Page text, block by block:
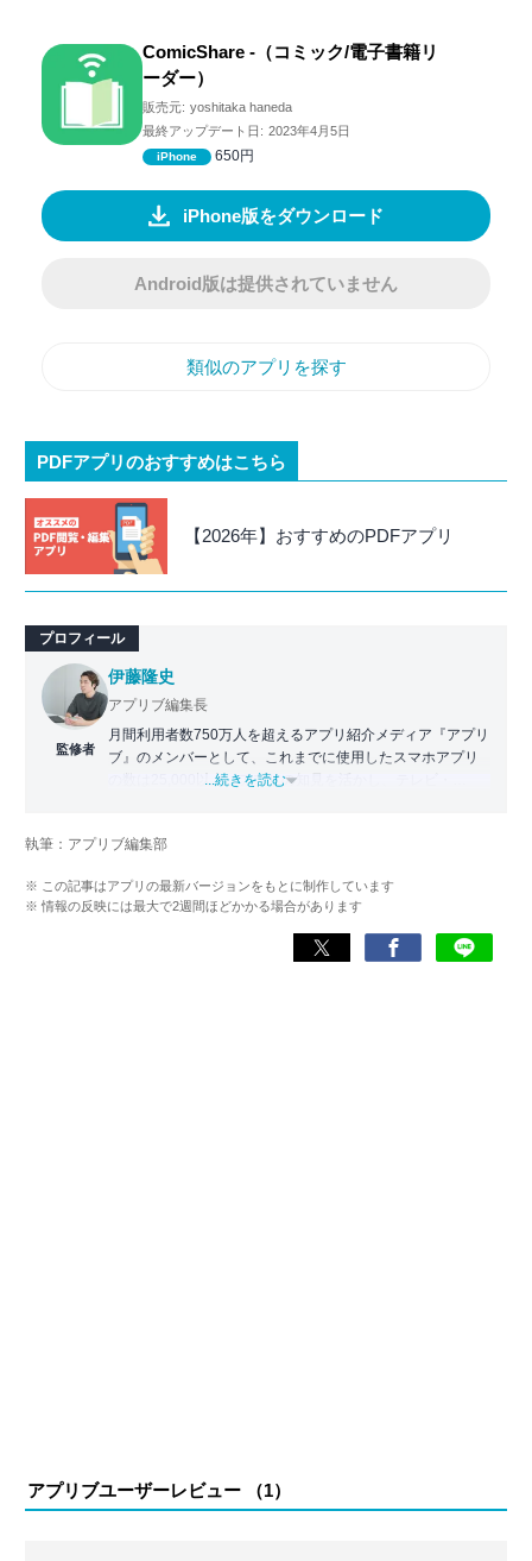
ComicShare -（コミック/電子書籍リ
ーダー）
販売元: yoshitaka haneda
最終アップデート日: 2023年4月5日
iPhone 650円
iPhone版をダウンロード
Android版は提供されていません
類似のアプリを探す
PDFアプリのおすすめはこちら
【2026年】おすすめのPDFアプリ
プロフィール
監修者
伊藤隆史
アプリブ編集長
月間利用者数750万人を超えるアプリ紹介メディア『アプリ
ブ』のメンバーとして、これまでに使用したスマホアプリ
の数は25,000以上。アプリの知見を活かし、テレビ・
化アプリの紹介）、TBS『サタプラ』（スマホライフが変
スマホアプリ）他
...続きを読む
執筆：アプリブ編集部
※ この記事はアプリの最新バージョンをもとに制作しています
※ 情報の反映には最大で2週間ほどかかる場合があります
アプリブユーザーレビュー （1）